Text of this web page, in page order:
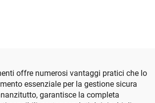
offre numerosi vantaggi pratici che lo
essenziale per la gestione sicura
garantisce la completa